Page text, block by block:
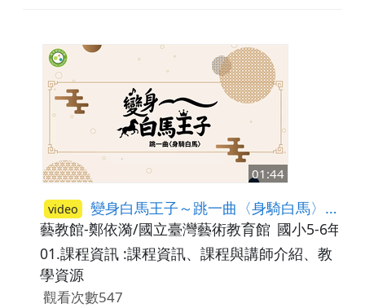
01:44
video 變身白馬王子～跳一曲〈身騎白馬〉-課程資訊
藝教館-鄭依漪/國立臺灣藝術教育館 國小5-6年級
01.課程資訊 :課程資訊、課程與講師介紹、教
學資源
觀看次數547